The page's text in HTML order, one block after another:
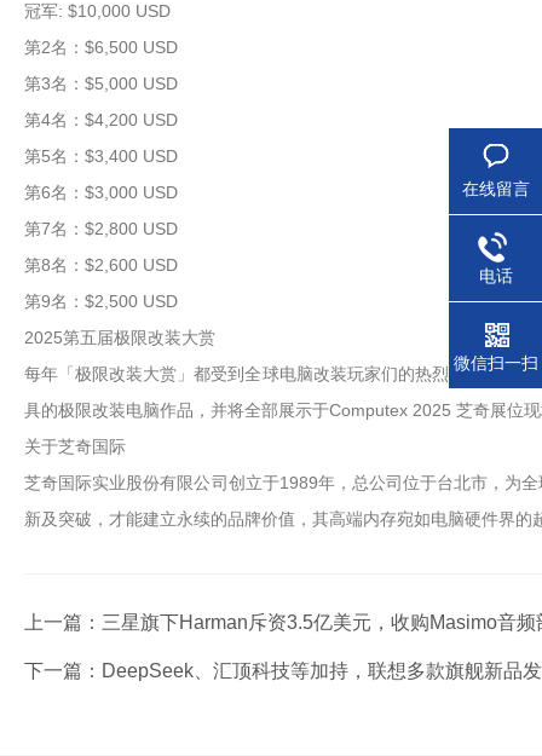
冠军: $10,000 USD
第2名：$6,500 USD
第3名：$5,000 USD
第4名：$4,200 USD
第5名：$3,400 USD
第6名：$3,000 USD
第7名：$2,800 USD
第8名：$2,600 USD
第9名：$2,500 USD
2025第五届极限改装大赏
每年「极限改装大赏」都受到全球电脑改装玩家们的热烈回响，今
具的极限改装电脑作品，并将全部展示于Computex 2025 芝奇展位
关于芝奇国际
芝奇国际实业股份有限公司创立于1989年，总公司位于台北市，为
新及突破，才能建立永续的品牌价值，其高端内存宛如电脑硬件界
上一篇： 三星旗下Harman斥资3.5亿美元，收购Masimo音
下一篇： DeepSeek、汇顶科技等加持，联想多款旗舰新品
在线留言
电话
微信扫一扫